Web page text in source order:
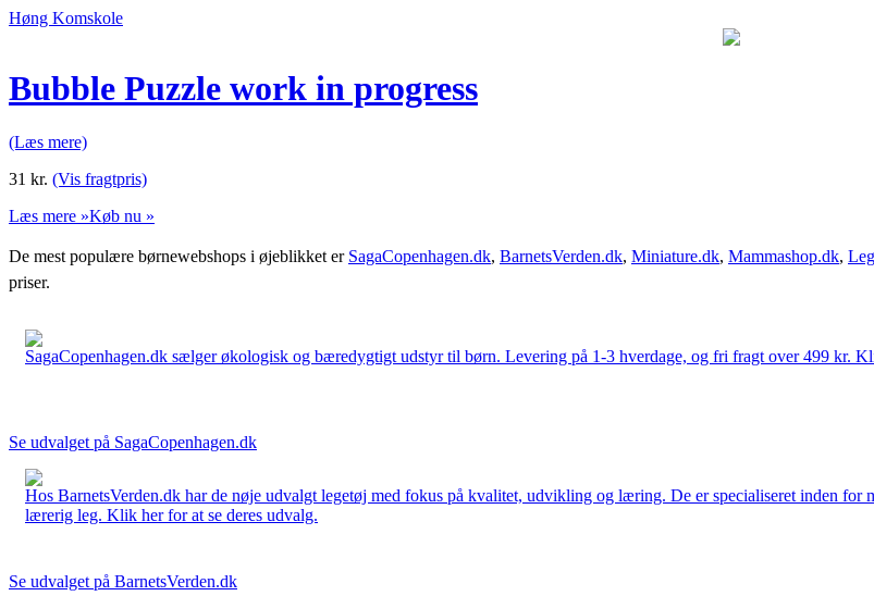
Høng Komskole
Bubble Puzzle work in progress
(Læs mere)
31 kr. (Vis fragtpris)
Læs mere »Køb nu »
De mest populære børnewebshops i øjeblikket er SagaCopenhagen.dk, BarnetsVerden.dk, Miniature.dk, Mammashop.dk,
priser.
SagaCopenhagen.dk sælger økologisk og bæredygtigt udstyr til børn. Levering på 1-3 hverdage, og fri fragt over 499 kr.
Se udvalget på SagaCopenhagen.dk
Hos BarnetsVerden.dk har de nøje udvalgt legetøj med fokus på kvalitet, udvikling og læring. De er specialiseret inden for
lærerig leg. Klik her for at se deres udvalg.
Se udvalget på BarnetsVerden.dk